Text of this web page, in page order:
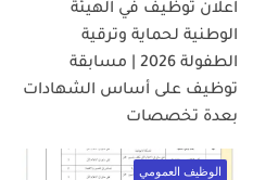
اعلان توظيف في الهيئة
الوطنية لحماية وترقية
الطفولة 2026 | مسابقة
توظيف على أساس الشهادات
بعدة تخصصات
الوظيف العمومي